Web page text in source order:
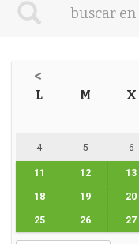
<
L M X
4 5 6
11 12 13
18 19 20
25 26 27